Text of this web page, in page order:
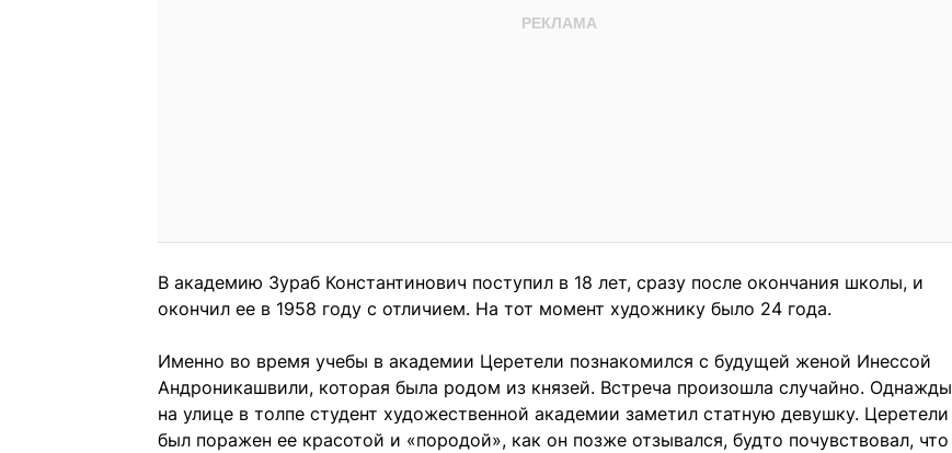
В академию Зураб Константинович поступил в 18 лет, сразу после окончания школы, и
окончил ее в 1958 году с отличием. На тот момент художнику было 24 года.
Именно во время учебы в академии Церетели познакомился с будущей женой Инессой
Андроникашвили, которая была родом из князей. Встреча произошла случайно. Однажды
на улице в толпе студент художественной академии заметил статную девушку. Церетели
был поражен ее красотой и «породой», как он позже отзывался, будто почувствовал, что